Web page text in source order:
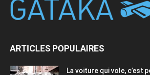
ARTICLES POPULAIRES
La voiture qui vole, c’est